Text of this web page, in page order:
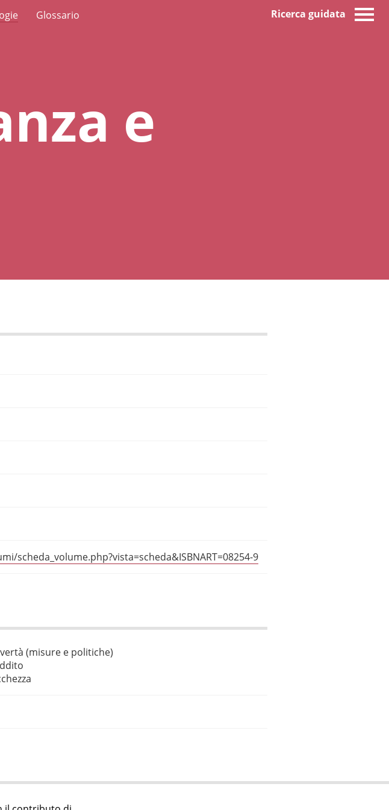
Glossario Ricerca guidata
e
scheda_volume.php?vista=scheda&ISBNART=08254-9
(misure e politiche)